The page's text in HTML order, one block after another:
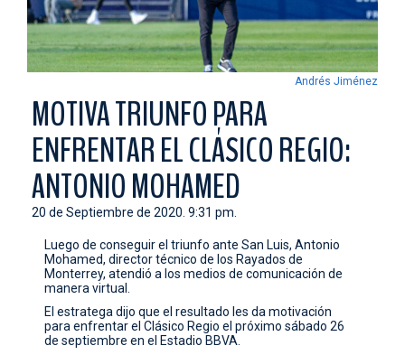
FUERZAS BÁSICAS
RESPONSABILIDAD SOCIAL
TAQUILLA
TIENDA
ESTADIO
PRENSA
CONTACTO
Andrés Jiménez
MOTIVA TRIUNFO PARA
ENFRENTAR EL CLÁSICO REGIO:
ANTONIO MOHAMED
20 de Septiembre de 2020. 9:31 pm.
Luego de conseguir el triunfo ante San Luis, Antonio
Mohamed, director técnico de los Rayados de
Monterrey, atendió a los medios de comunicación de
manera virtual.
El estratega dijo que el resultado les da motivación
para enfrentar el Clásico Regio el próximo sábado 26
de septiembre en el Estadio BBVA.